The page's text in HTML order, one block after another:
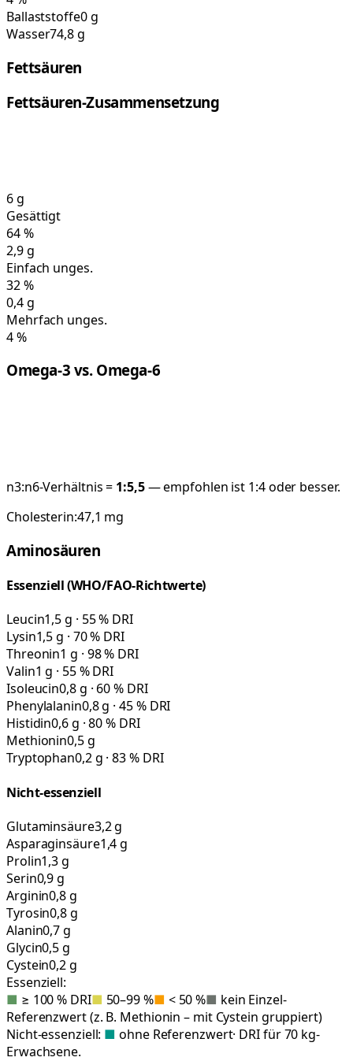
Ballaststoffe0 g
Wasser74,8 g
Fettsäuren
Fettsäuren-Zusammensetzung
6g
Gesättigt
64%
2,9g
Einfach unges.
32%
0,4g
Mehrfach unges.
4%
Omega-3 vs. Omega-6
n3:n6-Verhältnis = 1:5,5— empfohlen ist 1:4 oder besser.
Cholesterin:47,1 mg
Aminosäuren
Essenziell (WHO/FAO-Richtwerte)
Leucin1,5 g · 55 % DRI
Lysin1,5 g · 70 % DRI
Threonin1 g · 98 % DRI
Valin1 g · 55 % DRI
Isoleucin0,8 g · 60 % DRI
Phenylalanin0,8 g · 45 % DRI
Histidin0,6 g · 80 % DRI
Methionin0,5 g
Tryptophan0,2 g · 83 % DRI
Nicht-essenziell
Glutaminsäure3,2 g
Asparaginsäure1,4 g
Prolin1,3 g
Serin0,9 g
Arginin0,8 g
Tyrosin0,8 g
Alanin0,7 g
Glycin0,5 g
Cystein0,2 g
Essenziell:
■ ≥ 100 % DRI■ 50–99 %■ < 50 %■ kein Einzel-
Referenzwert (z. B. Methionin – mit Cystein gruppiert)
Nicht-essenziell: ■ ohne Referenzwert· DRI für 70 kg-
Erwachsene.